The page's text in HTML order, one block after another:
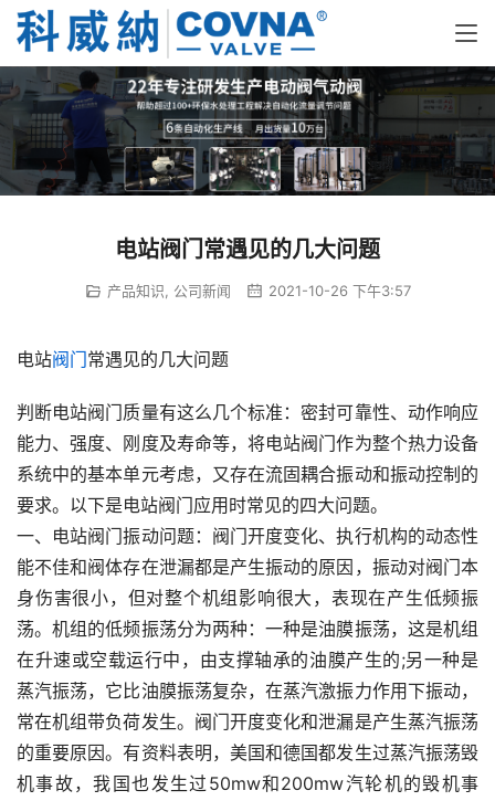
电站阀门常遇见的几大问题
产品知识 公司新闻 2021-10-26 下午3:57
电站阀门常遇见的几大问题
判断电站阀门质量有这么几个标准：密封可靠性、动作响应
能力、强度、刚度及寿命等，将电站阀门作为整个热力设备
系统中的基本单元考虑，又存在流固耦合振动和振动控制的
要求。以下是电站阀门应用时常见的四大问题。
一、电站阀门振动问题：阀门开度变化、执行机构的动态性
能不佳和阀体存在泄漏都是产生振动的原因，振动对阀门本
身伤害很小，但对整个机组影响很大，表现在产生低频振
荡。机组的低频振荡分为两种：一种是油膜振荡，这是机组
在升速或空载运行中，由支撑轴承的油膜产生的;另一种是
蒸汽振荡，它比油膜振荡复杂，在蒸汽激振力作用下振动，
常在机组带负荷发生。阀门开度变化和泄漏是产生蒸汽振荡
的重要原因。有资料表明，美国和德国都发生过蒸汽振荡毁
机事故，我国也发生过50mw和200mw汽轮机的毁机事